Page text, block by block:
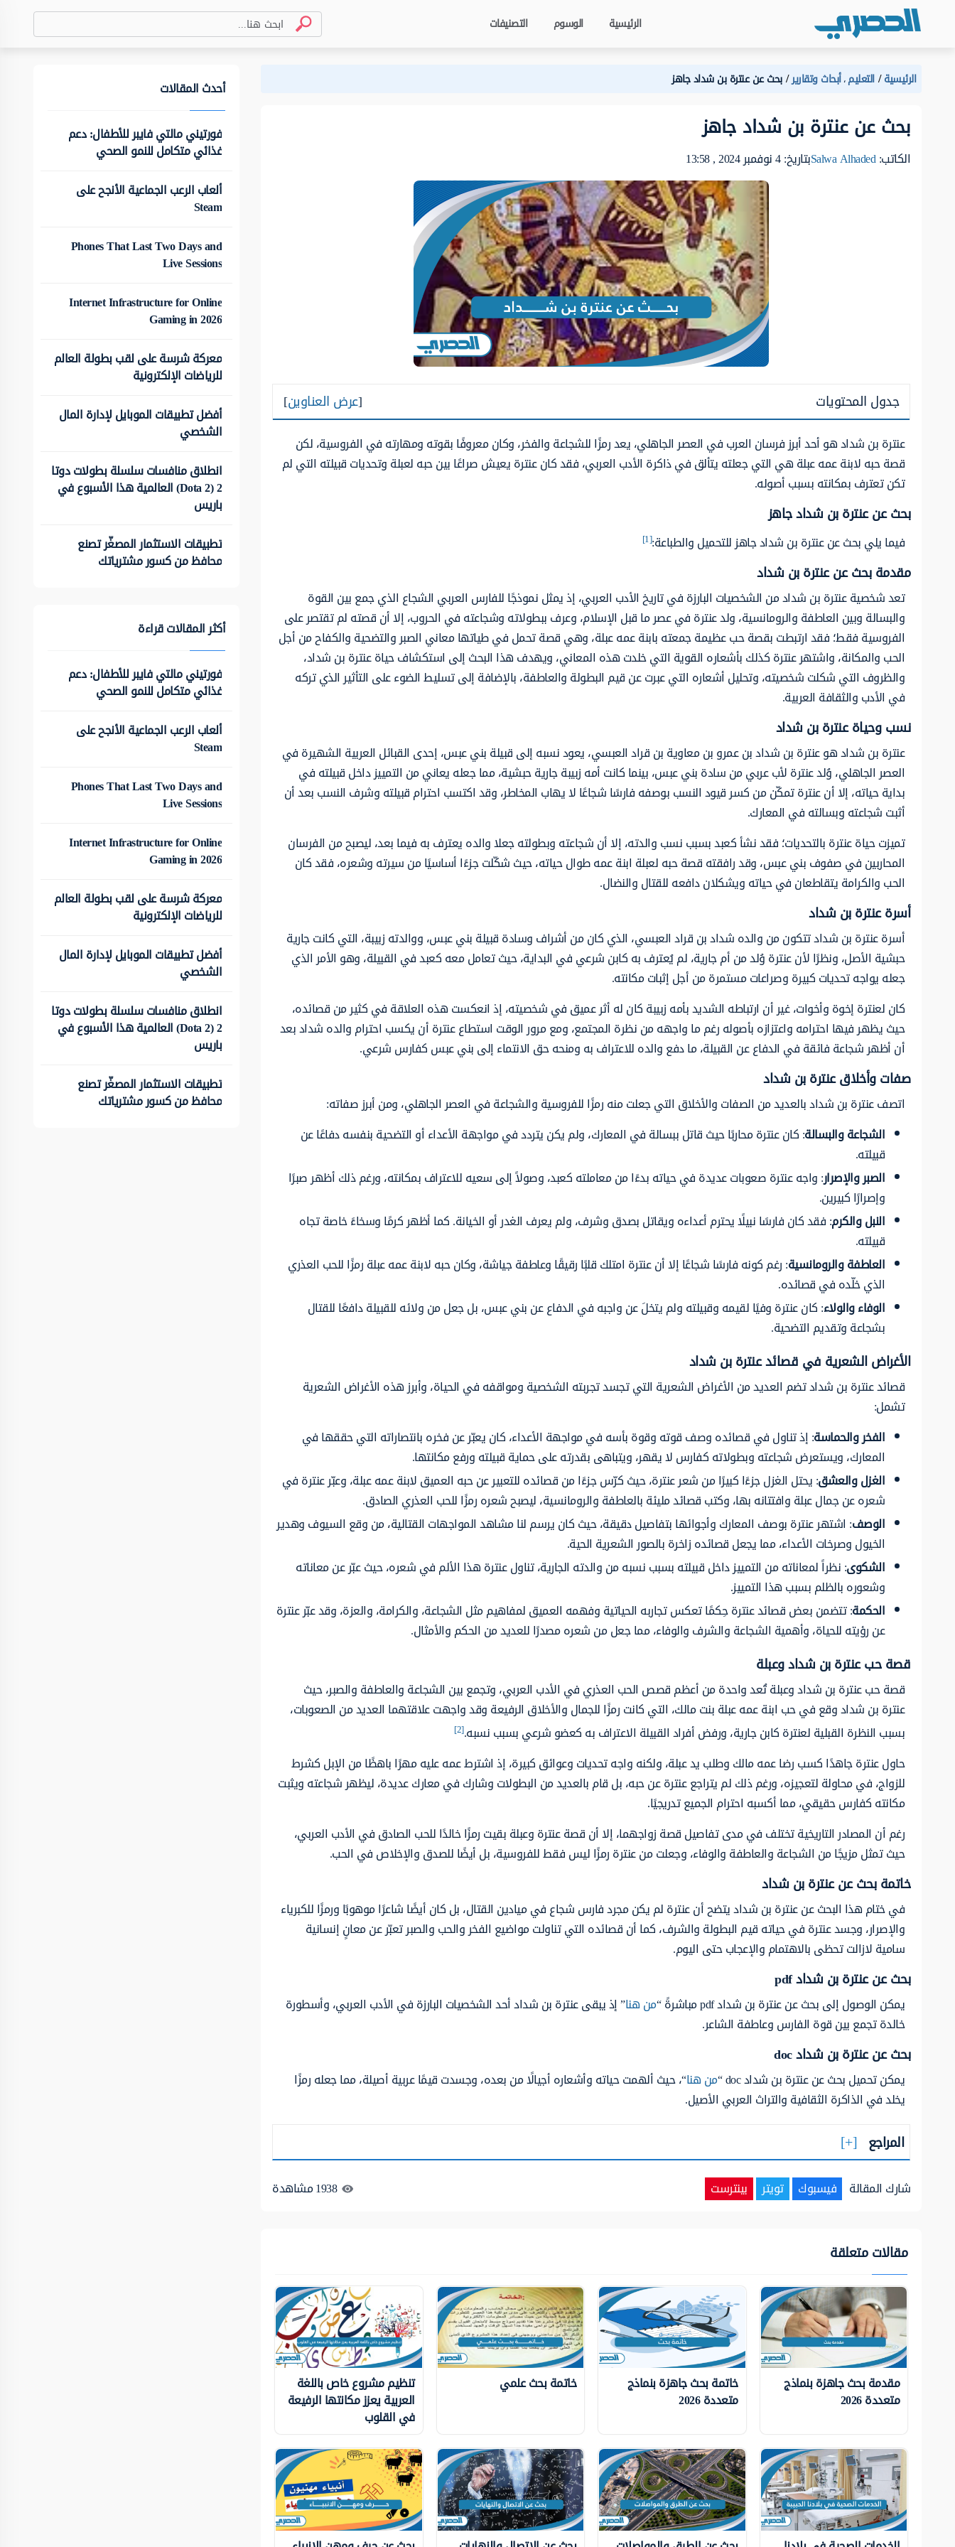
الرئيسية الوسوم التصنيفات
الرئيسية التعليم،أبحاث وتقارير بحث عن عنترة بن شداد جاهز
بحث عن عنترة بن شداد جاهز
الكاتب:Salwa Alhadedبتاريخ: 4 نوفمبر 2024 , 13:58
جدول المحتويات [عرض العناوين]
عنترة بن شداد هو أحد أبرز فرسان العرب في العصر الجاهلي، يعد رمزًا للشجاعة والفخر، وكان معروفًا بقوته ومهارته في الفروسية، لكن
قصة حبه لابنة عمه عبلة هي التي جعلته يتألق في ذاكرة الأدب العربي، فقد كان عنترة يعيش صراعًا بين حبه لعبلة وتحديات قبيلته التي لم
تكن تعترف بمكانته بسبب أصوله.
بحث عن عنترة بن شداد جاهز
فيما يلي بحث عن عنترة بن شداد جاهز للتحميل والطباعة:[1]
مقدمة بحث عن عنترة بن شداد
تعد شخصية عنترة بن شداد من الشخصيات البارزة في تاريخ الأدب العربي، إذ يمثل نموذجًا للفارس العربي الشجاع الذي جمع بين القوة
والبسالة وبين العاطفة والرومانسية، ولد عنترة في عصر ما قبل الإسلام، وعرف ببطولاته وشجاعته في الحروب، إلا أن قصته لم تقتصر على
الفروسية فقط؛ فقد ارتبطت بقصة حب عظيمة جمعته بابنة عمه عبلة، وهي قصة تحمل في طياتها معاني الصبر والتضحية والكفاح من أجل
الحب والمكانة، واشتهر عنترة كذلك بأشعاره القوية التي خلدت هذه المعاني، ويهدف هذا البحث إلى استكشاف حياة عنترة بن شداد،
والظروف التي شكلت شخصيته، وتحليل أشعاره التي عبرت عن قيم البطولة والعاطفة، بالإضافة إلى تسليط الضوء على التأثير الذي تركه
في الأدب والثقافة العربية.
نسب وحياة عنترة بن شداد
عنترة بن شداد هو عنترة بن شداد بن عمرو بن معاوية بن قراد العبسي، يعود نسبه إلى قبيلة بني عبس، إحدى القبائل العربية الشهيرة في
العصر الجاهلي، وُلد عنترة لأب عربي من سادة بني عبس، بينما كانت أمه زبيبة جارية حبشية، مما جعله يعاني من التمييز داخل قبيلته في
بداية حياته، إلا أن عنترة تمكّن من كسر قيود النسب بوصفه فارسًا شجاعًا لا يهاب المخاطر، وقد اكتسب احترام قبيلته وشرف النسب بعد أن
أثبت شجاعته وبسالته في المعارك.
تميزت حياة عنترة بالتحديات؛ فقد نشأ كعبد بسبب نسب والدته، إلا أن شجاعته وبطولته جعلا والده يعترف به فيما بعد، ليصبح من الفرسان
المحاربين في صفوف بني عبس، وقد رافقته قصة حبه لعبلة ابنة عمه طوال حياته، حيث شكّلت جزءًا أساسيًا من سيرته وشعره، فقد كان
الحب والكرامة يتقاطعان في حياته ويشكلان دافعه للقتال والنضال.
أسرة عنترة بن شداد
أسرة عنترة بن شداد تتكون من والده شداد بن قراد العبسي، الذي كان من أشراف وسادة قبيلة بني عبس، ووالدته زبيبة، التي كانت جارية
حبشية الأصل، ونظرًا لأن عنترة وُلد من أم جارية، لم يُعترف به كابن شرعي في البداية، حيث تعامل معه كعبد في القبيلة، وهو الأمر الذي
جعله يواجه تحديات كبيرة وصراعات مستمرة من أجل إثبات مكانته.
كان لعنترة إخوة وأخوات، غير أن ارتباطه الشديد بأمه زبيبة كان له أثر عميق في شخصيته، إذ انعكست هذه العلاقة في كثير من قصائده،
حيث يظهر فيها احترامه واعتزازه بأصوله رغم ما واجهه من نظرة المجتمع، ومع مرور الوقت استطاع عنترة أن يكسب احترام والده شداد بعد
أن أظهر شجاعة فائقة في الدفاع عن القبيلة، ما دفع والده للاعتراف به ومنحه حق الانتماء إلى بني عبس كفارس شرعي.
صفات وأخلاق عنترة بن شداد
اتصف عنترة بن شداد بالعديد من الصفات والأخلاق التي جعلت منه رمزًا للفروسية والشجاعة في العصر الجاهلي، ومن أبرز صفاته:
الشجاعة والبسالة: كان عنترة محاربًا حيث قاتل ببسالة في المعارك، ولم يكن يتردد في مواجهة الأعداء أو التضحية بنفسه دفاعًا عن
قبيلته.
الصبر والإصرار: واجه عنترة صعوبات عديدة في حياته بدءًا من معاملته كعبد، وصولاً إلى سعيه للاعتراف بمكانته، ورغم ذلك أظهر صبرًا
وإصرارًا كبيرين.
النبل والكرم: فقد كان فارسًا نبيلًا يحترم أعداءه ويقاتل بصدق وشرف، ولم يعرف الغدر أو الخيانة. كما أظهر كرمًا وسخاءً خاصة تجاه
قبيلته.
العاطفة والرومانسية: رغم كونه فارسًا شجاعًا إلا أن عنترة امتلك قلبًا رقيقًا وعاطفة جياشة، وكان حبه لابنة عمه عبلة رمزًا للحب العذري
الذي خلّده في قصائده.
الوفاء والولاء: كان عنترة وفيًا لقيمه وقبيلته ولم يتخلَ عن واجبه في الدفاع عن بني عبس، بل جعل من ولائه للقبيلة دافعًا للقتال
بشجاعة وتقديم التضحية.
الأغراض الشعرية في قصائد عنترة بن شداد
قصائد عنترة بن شداد تضم العديد من الأغراض الشعرية التي تجسد تجربته الشخصية ومواقفه في الحياة، وأبرز هذه الأغراض الشعرية
تشمل:
الفخر والحماسة: إذ تناول في قصائده وصف قوته وقوة بأسه في مواجهة الأعداء، كان يعبّر عن فخره بانتصاراته التي حققها في
المعارك، ويستعرض شجاعته وبطولاته كفارس لا يقهر، ويتباهى بقدرته على حماية قبيلته ورفع مكانتها.
الغزل والعشق: يحتل الغزل جزءًا كبيرًا من شعر عنترة، حيث كرّس جزءًا من قصائده للتعبير عن حبه العميق لابنة عمه عبلة، وعبّر عنترة في
شعره عن جمال عبلة وافتتانه بها، وكتب قصائد مليئة بالعاطفة والرومانسية، ليصبح شعره رمزًا للحب العذري الصادق.
الوصف: اشتهر عنترة بوصف المعارك وأجوائها بتفاصيل دقيقة، حيث كان يرسم لنا مشاهد المواجهات القتالية، من وقع السيوف وهدير
الخيول وصرخات الأعداء، مما يجعل قصائده زاخرة بالصور الشعرية الحية.
الشكوى: نظراً لمعاناته من التمييز داخل قبيلته بسبب نسبه من والدته الجارية، تناول عنترة هذا الألم في شعره، حيث عبّر عن معاناته
وشعوره بالظلم بسبب هذا التمييز.
الحكمة: تتضمن بعض قصائد عنترة حِكمًا تعكس تجاربه الحياتية وفهمه العميق لمفاهيم مثل الشجاعة، والكرامة، والعزة، وقد عبّر عنترة
عن رؤيته للحياة، وأهمية الشجاعة والشرف والوفاء، مما جعل من شعره مصدرًا للعديد من الحكم والأمثال.
قصة حب عنترة بن شداد وعبلة
قصة حب عنترة بن شداد وعبلة تُعد واحدة من أعظم قصص الحب العذري في الأدب العربي، وتجمع بين الشجاعة والعاطفة والصبر، حيث
عنترة بن شداد وقع في حب ابنة عمه عبلة بنت مالك، التي كانت رمزًا للجمال والأخلاق الرفيعة وقد واجهت علاقتهما العديد من الصعوبات،
بسبب النظرة القبلية لعنترة كابن جارية، ورفض أفراد القبيلة الاعتراف به كعضو شرعي بسبب نسبه.[2]
حاول عنترة جاهدًا كسب رضا عمه مالك وطلب يد عبلة، ولكنه واجه تحديات وعوائق كبيرة، إذ اشترط عمه عليه مهرًا باهظًا من الإبل كشرط
للزواج، في محاولة لتعجيزه، ورغم ذلك لم يتراجع عنترة عن حبه، بل قام بالعديد من البطولات وشارك في معارك عديدة، ليظهر شجاعته ويثبت
مكانته كفارس حقيقي، مما أكسبه احترام الجميع تدريجيًا.
رغم أن المصادر التاريخية تختلف في مدى تفاصيل قصة زواجهما، إلا أن قصة عنترة وعبلة بقيت رمزًا خالدًا للحب الصادق في الأدب العربي،
حيث تمثل مزيجًا من الشجاعة والعاطفة والوفاء، وجعلت من عنترة رمزًا ليس فقط للفروسية، بل أيضًا للصدق والإخلاص في الحب.
خاتمة بحث عن عنترة بن شداد
في ختام هذا البحث عن عنترة بن شداد يتضح أن عنترة لم يكن مجرد فارس شجاع في ميادين القتال، بل كان أيضًا شاعرًا موهوبًا ورمزًا للكبرياء
والإصرار، وجسد عنترة في حياته قيم البطولة والشرف، كما أن قصائده التي تناولت مواضيع الفخر والحب والصبر تعبّر عن معانٍ إنسانية
سامية لازالت تحظى بالاهتمام والإعجاب حتى اليوم.
بحث عن عنترة بن شداد pdf
يمكن الوصول إلى بحث عن عنترة بن شداد pdf مباشرةً “ من هنا” إذ يبقى عنترة بن شداد أحد الشخصيات البارزة في الأدب العربي، وأسطورة
خالدة تجمع بين قوة الفارس وعاطفة الشاعر.
بحث عن عنترة بن شدادdoc
يمكن تحميل بحث عن عنترة بن شداد doc “ من هنا“، حيث ألهمت حياته وأشعاره أجيالًا من بعده، وجسدت قيمًا عربية أصيلة، مما جعله رمزًا
يخلد في الذاكرة الثقافية والتراث العربي الأصيل.
المراجع
شارك المقالة فيسبوك تويتر بينترست 1938مشاهدة
مقالات متعلقة
مقدمة بحث جاهزة بنماذج
متعددة 2026
خاتمة بحث جاهزة بنماذج
متعددة 2026
خاتمة بحث علمي تنظيم مشروع خاص باللغة
العربية يعزز مكانتها الرفيعة
في القلوب
أحدث المقالات
فورتيني مالتي فايبر للأطفال: دعم
غذائي متكامل للنمو الصحي
ألعاب الرعب الجماعية الأنجح على
Steam
Phones That Last Two Days and
Live Sessions
Internet Infrastructure for Online
Gaming in 2026
معركة شرسة على لقب بطولة العالم
للرياضات الإلكترونية
أفضل تطبيقات الموبايل لإدارة المال
الشخصي
انطلاق منافسات سلسلة بطولات دوتا
2 (Dota 2) العالمية هذا الأسبوع في
باريس
تطبيقات الاستثمار المصغّر تصنع
محافظ من كسور مشترياتك
أكثر المقالات قراءة
فورتيني مالتي فايبر للأطفال: دعم
غذائي متكامل للنمو الصحي
ألعاب الرعب الجماعية الأنجح على
Steam
Phones That Last Two Days and
Live Sessions
Internet Infrastructure for Online
Gaming in 2026
معركة شرسة على لقب بطولة العالم
للرياضات الإلكترونية
أفضل تطبيقات الموبايل لإدارة المال
الشخصي
انطلاق منافسات سلسلة بطولات دوتا
2 (Dota 2) العالمية هذا الأسبوع في
باريس
تطبيقات الاستثمار المصغّر تصنع
محافظ من كسور مشترياتك